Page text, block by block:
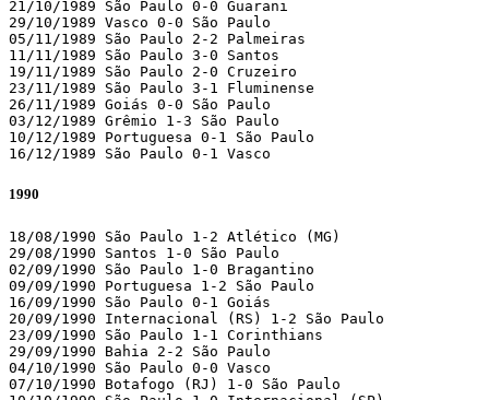
21/10/1989 São Paulo 0-0 Guarani
29/10/1989 Vasco 0-0 São Paulo
05/11/1989 São Paulo 2-2 Palmeiras
11/11/1989 São Paulo 3-0 Santos
19/11/1989 São Paulo 2-0 Cruzeiro
23/11/1989 São Paulo 3-1 Fluminense
26/11/1989 Goiás 0-0 São Paulo
03/12/1989 Grêmio 1-3 São Paulo
10/12/1989 Portuguesa 0-1 São Paulo
16/12/1989 São Paulo 0-1 Vasco
1990
18/08/1990 São Paulo 1-2 Atlético (MG)
29/08/1990 Santos 1-0 São Paulo
02/09/1990 São Paulo 1-0 Bragantino
09/09/1990 Portuguesa 1-2 São Paulo
16/09/1990 São Paulo 0-1 Goiás
20/09/1990 Internacional (RS) 1-2 São Paulo
23/09/1990 São Paulo 1-1 Corinthians
29/09/1990 Bahia 2-2 São Paulo
04/10/1990 São Paulo 0-0 Vasco
07/10/1990 Botafogo (RJ) 1-0 São Paulo